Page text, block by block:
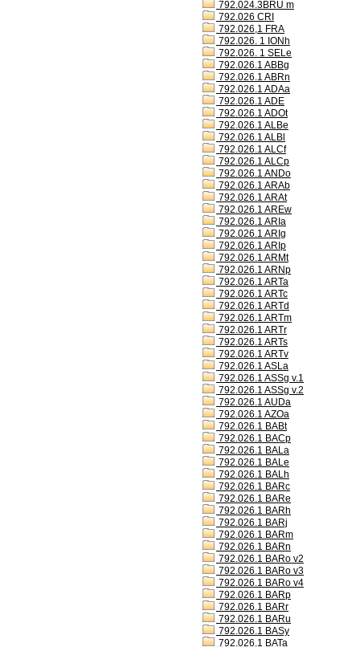
792.024.3BRU m
792.026 CRI
792.026,1 FRA
792.026. 1 IONh
792.026. 1 SELe
792.026.1 ABBg
792.026.1 ABRn
792.026.1 ADAa
792.026.1 ADE
792.026.1 ADOt
792.026.1 ALBe
792.026.1 ALBl
792.026.1 ALCf
792.026.1 ALCp
792.026.1 ANDo
792.026.1 ARAb
792.026.1 ARAt
792.026.1 AREw
792.026.1 ARIa
792.026.1 ARIg
792.026.1 ARIp
792.026.1 ARMt
792.026.1 ARNp
792.026.1 ARTa
792.026.1 ARTc
792.026.1 ARTd
792.026.1 ARTm
792.026.1 ARTr
792.026.1 ARTs
792.026.1 ARTv
792.026.1 ASLa
792.026.1 ASSg v.1
792.026.1 ASSg v.2
792.026.1 AUDa
792.026.1 AZOa
792.026.1 BABt
792.026.1 BACp
792.026.1 BALa
792.026.1 BALe
792.026.1 BALh
792.026.1 BARc
792.026.1 BARe
792.026.1 BARh
792.026.1 BARj
792.026.1 BARm
792.026.1 BARn
792.026.1 BARo v2
792.026.1 BARo v3
792.026.1 BARo v4
792.026.1 BARp
792.026.1 BARr
792.026.1 BARu
792.026.1 BASy
792.026.1 BATa